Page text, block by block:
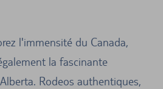
l'immensité du Canada,
la fascinante
Rodeos authentiques,